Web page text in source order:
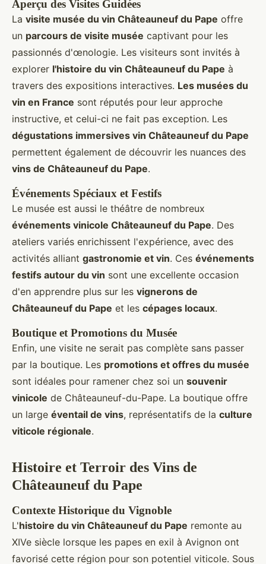
Aperçu des Visites Guidées
La visite musée du vin Châteauneuf du Pape offre
un parcours de visite musée captivant pour les
passionnés d'œnologie. Les visiteurs sont invités à
explorer l'histoire du vin Châteauneuf du Pape à
travers des expositions interactives. Les musées du
vin en France sont réputés pour leur approche
instructive, et celui-ci ne fait pas exception. Les
dégustations immersives vin Châteauneuf du Pape
permettent également de découvrir les nuances des
vins de Châteauneuf du Pape.
Événements Spéciaux et Festifs
Le musée est aussi le théâtre de nombreux
événements vinicole Châteauneuf du Pape. Des
ateliers variés enrichissent l'expérience, avec des
activités alliant gastronomie et vin. Ces événements
festifs autour du vin sont une excellente occasion
d'en apprendre plus sur les vignerons de
Châteauneuf du Pape et les cépages locaux.
Boutique et Promotions du Musée
Enfin, une visite ne serait pas complète sans passer
par la boutique. Les promotions et offres du musée
sont idéales pour ramener chez soi un souvenir
vinicole de Châteauneuf-du-Pape. La boutique offre
un large éventail de vins, représentatifs de la culture
viticole régionale.
Histoire et Terroir des Vins de
Châteauneuf du Pape
Contexte Historique du Vignoble
L'histoire du vin Châteauneuf du Pape remonte au
XIVe siècle lorsque les papes en exil à Avignon ont
favorisé cette région pour son potentiel viticole. Sous